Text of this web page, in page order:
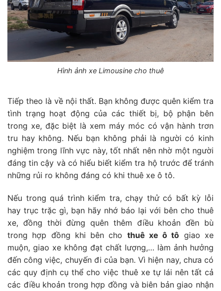
Hình ảnh xe Limousine cho thuê
Tiếp theo là về nội thất. Bạn không được quên kiểm tra
tình trạng hoạt động của các thiết bị, bộ phận bên
trong xe, đặc biệt là xem máy móc có vận hành trơn
tru hay không. Nếu bạn không phải là người có kinh
nghiệm trong lĩnh vực này, tốt nhất nên nhờ một người
đáng tin cậy và có hiểu biết kiểm tra hộ trước để tránh
những rủi ro không đáng có khi thuê xe ô tô.
Nếu trong quá trình kiểm tra, chạy thử có bất kỳ lỗi
hay trục trặc gì, bạn hãy nhớ báo lại với bên cho thuê
xe, đồng thời đừng quên thêm điều khoản đền bù
trong hợp đồng khi bên cho thuê xe ô tô giao xe
muộn, giao xe không đạt chất lượng,… làm ảnh hưởng
đến công việc, chuyến đi của bạn. Vì hiện nay, chưa có
các quy định cụ thể cho việc thuê xe tự lái nên tất cả
các điều khoản trong hợp đồng và biên bản giao nhận